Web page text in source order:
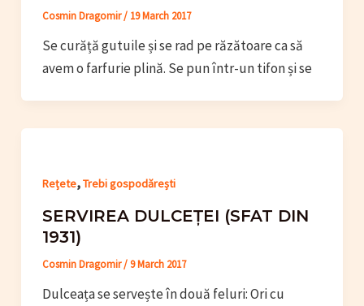
Cosmin Dragomir/ 19 March 2017
Se curăță gutuile și se rad pe răzătoare ca să
avem o farfurie plină. Se pun într-un tifon și se
Rețete,Trebi gospodărești
SERVIREA DULCEȚEI (SFAT DIN
1931)
Cosmin Dragomir/9 March 2017
Dulceața se servește în două feluri: Ori cu